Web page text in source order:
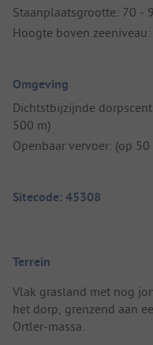
Staanplaatsgrootte: 70 -
Hoogte boven
Omgeving
Dichtstbijzijnde
500 m)
Openbaar vervoer: (op 50
Sitecode: 45308
Terrein
Vlak grasland met nog
het dorp, grenzend aan
Ortler-massa.